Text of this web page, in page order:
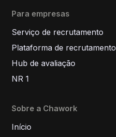
Para empresas
Serviço de recrutamento
Plataforma de recrutamento
Hub de avaliação
NR 1
Sobre a Chawork
Início